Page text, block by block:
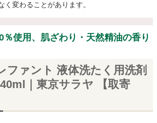
変わることがあります。
％使用、肌ざわり・天然精油の香り
ファント 液体洗たく用洗剤
｜東京サラヤ 【取寄